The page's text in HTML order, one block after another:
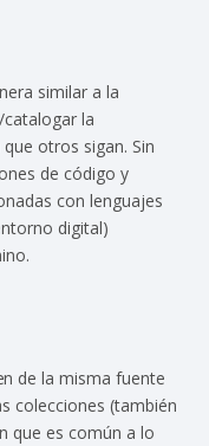
similar a la
catalogar la
otros sigan. Sin
de código y
con lenguajes
digital)
de la misma fuente
colecciones (también
que es común a lo